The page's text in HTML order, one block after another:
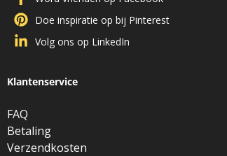
Doe inspiratie op bij Pinterest
Volg ons op LinkedIn
Klantenservice
FAQ
Betaling
Verzendkosten